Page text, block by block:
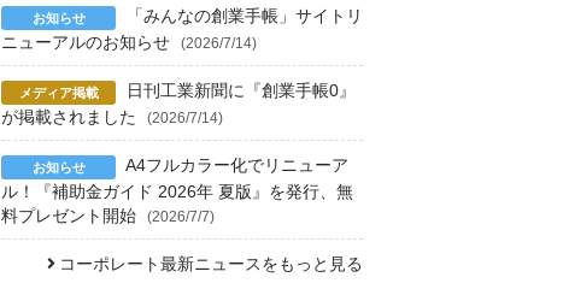
「みんなの創業手帳」サイトリ
ニューアルのお知らせ
(2026/7/14)
日刊工業新聞に『創業手帳0』
が掲載されました
(2026/7/14)
A4フルカラー化でリニューア
ル！『補助金ガイド 2026年 夏版』を発行、無
料プレゼント開始
(2026/7/7)
コーポレート最新ニュースをもっと見る